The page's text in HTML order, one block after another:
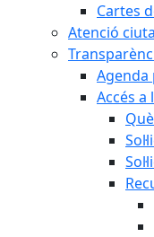
Cartes
Atenció
Agenda
Accés